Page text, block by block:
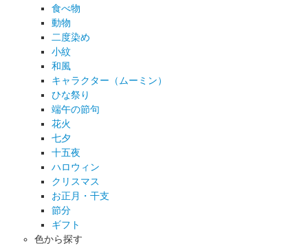
食べ物
動物
二度染め
小紋
和風
キャラクター（ムーミン）
ひな祭り
端午の節句
花火
七夕
十五夜
ハロウィン
クリスマス
お正月・干支
節分
ギフト
色から探す